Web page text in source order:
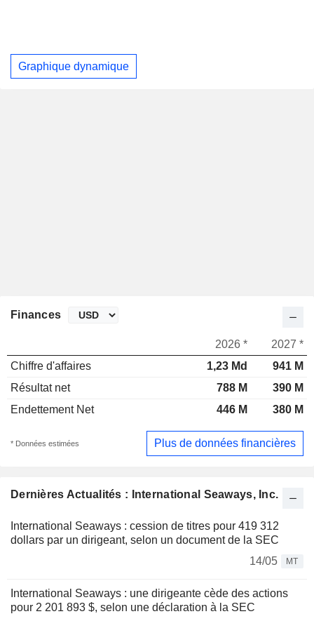
Graphique dynamique
Dernières Actualités : International Seaways, Inc.
International Seaways : cession de titres pour 419 312
dollars par un dirigeant, selon un document de la SEC
14/05
MT
International Seaways : une dirigeante cède des actions
pour 2 201 893 $, selon une déclaration à la SEC
Finances
2026 *
2027 *
Chiffre d'affaires
1,23 Md
941 M
Résultat net
788 M
390 M
Endettement Net
446 M 380 M
* Données estimées Plus de données financières